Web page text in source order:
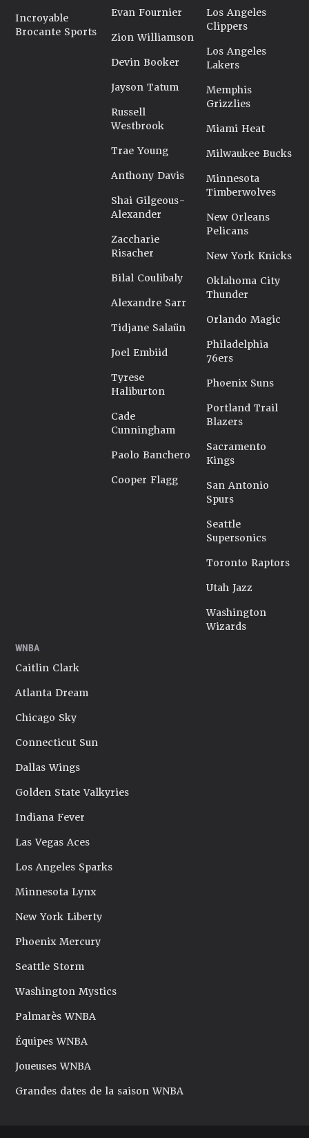
Incroyable
Brocante Sports
Evan Fournier
Zion Williamson
Devin Booker
Jayson Tatum
Russell
Westbrook
Trae Young
Anthony Davis
Shai Gilgeous-
Alexander
Zaccharie
Risacher
Bilal Coulibaly
Alexandre Sarr
Tidjane Salaün
Joel Embiid
Tyrese
Haliburton
Cade
Cunningham
Paolo Banchero
Cooper Flagg
Los Angeles
Clippers
Los Angeles
Lakers
Memphis
Grizzlies
Miami Heat
Milwaukee Bucks
Minnesota
Timberwolves
New Orleans
Pelicans
New York Knicks
Oklahoma City
Thunder
Orlando Magic
Philadelphia
76ers
Phoenix Suns
Portland Trail
Blazers
Sacramento
Kings
San Antonio
Spurs
Seattle
Supersonics
Toronto Raptors
Utah Jazz
Washington
Wizards
WNBA
Caitlin Clark
Atlanta Dream
Chicago Sky
Connecticut Sun
Dallas Wings
Golden State Valkyries
Indiana Fever
Las Vegas Aces
Los Angeles Sparks
Minnesota Lynx
New York Liberty
Phoenix Mercury
Seattle Storm
Washington Mystics
Palmarès WNBA
Équipes WNBA
Joueuses WNBA
Grandes dates de la saison WNBA